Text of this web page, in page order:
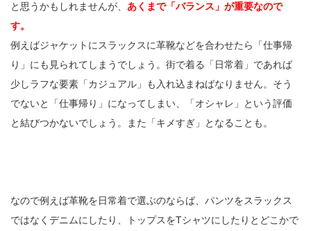
と思うかもしれませんが、 あくまで「バランス」が重要なので
す。
例えばジャケットにスラックスに革靴などを合わせたら「仕事帰
り」にも見られてしまうでしょう。街で着る「日常着」であれば
少しラフな要素「カジュアル」も入れ込まねばなりません。そう
でないと「仕事帰り」になってしまい、「オシャレ」という評価
と結びつかないでしょう。また「キメすぎ」となることも。
なので例えば革靴を日常着で選ぶのならば、パンツをスラックス
ではなくデニムにしたり、トップスをTシャツにしたりとどこかで